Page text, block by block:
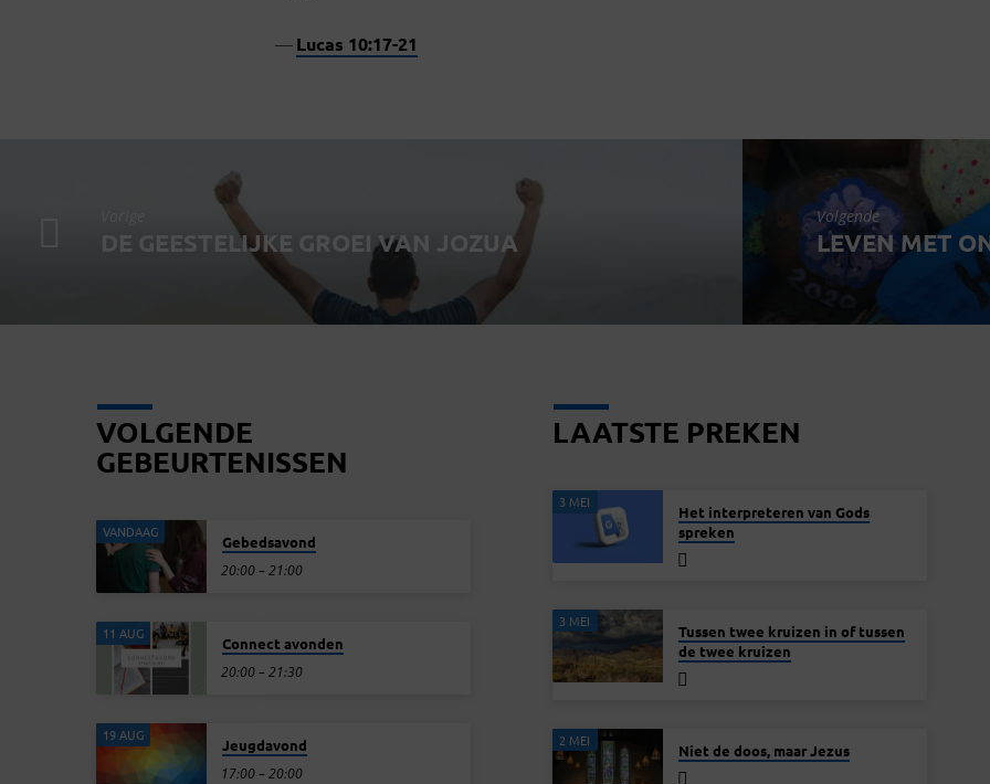
Lucas 10:17-21
DE GEESTELIJKE GROEI VAN JOZUA
Volgende
LEVEN MET
VOLGENDE
GEBEURTENISSEN
VANDAAG
Gebedsavond
20:00 – 21:00
11 AUG
Connect avonden
20:00 – 21:30
19 AUG
Jeugdavond
17:00 – 20:00
LAATSTE PREKEN
3 MEI
Het interpreteren van Gods
spreken
3 MEI
Tussen twee kruizen in of tussen
de twee kruizen
2 MEI
Niet de doos, maar Jezus